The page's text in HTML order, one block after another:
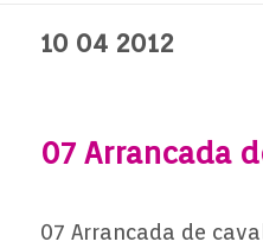
10 04 2012
07 Arrancada
07 Arrancada de